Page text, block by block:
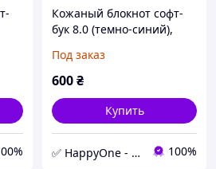
Кожаный блокнот софт-
бук 8.0 (темно-синий),
Под заказ
600₴
Купить
✅ HappyOne - интернет-магазин оригинальных и полезных товаров 100%